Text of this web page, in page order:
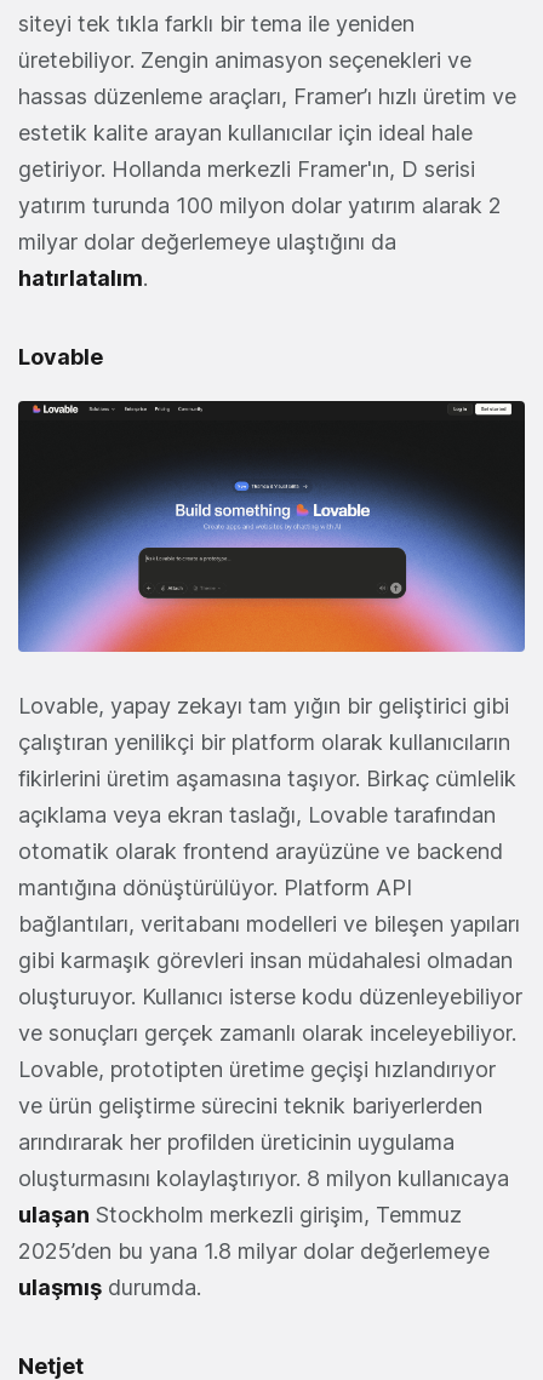
siteyi tek tıkla farklı bir tema ile yeniden
üretebiliyor. Zengin animasyon seçenekleri ve
hassas düzenleme araçları, Framer’ı hızlı üretim ve
estetik kalite arayan kullanıcılar için ideal hale
getiriyor. Hollanda merkezli Framer'ın, D serisi
yatırım turunda 100 milyon dolar yatırım alarak 2
milyar dolar değerlemeye ulaştığını da
hatırlatalım.
Lovable
Lovable, yapay zekayı tam yığın bir geliştirici gibi
çalıştıran yenilikçi bir platform olarak kullanıcıların
fikirlerini üretim aşamasına taşıyor. Birkaç cümlelik
açıklama veya ekran taslağı, Lovable tarafından
otomatik olarak frontend arayüzüne ve backend
mantığına dönüştürülüyor. Platform API
bağlantıları, veritabanı modelleri ve bileşen yapıları
gibi karmaşık görevleri insan müdahalesi olmadan
oluşturuyor. Kullanıcı isterse kodu düzenleyebiliyor
ve sonuçları gerçek zamanlı olarak inceleyebiliyor.
Lovable, prototipten üretime geçişi hızlandırıyor
ve ürün geliştirme sürecini teknik bariyerlerden
arındırarak her profilden üreticinin uygulama
oluşturmasını kolaylaştırıyor. 8 milyon kullanıcaya
ulaşan Stockholm merkezli girişim, Temmuz
2025’den bu yana 1.8 milyar dolar değerlemeye
ulaşmış durumda.
Netjet